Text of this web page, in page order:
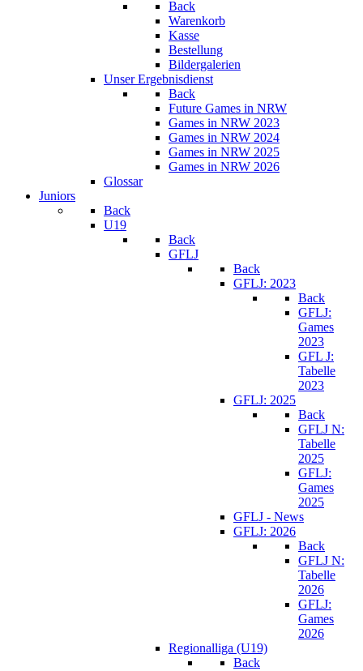
Back
Warenkorb
Kasse
Bestellung
Bildergalerien
Unser Ergebnisdienst
Back
Future Games in NRW
Games in NRW 2023
Games in NRW 2024
Games in NRW 2025
Games in NRW 2026
Glossar
Juniors
Back
U19
Back
GFLJ
Back
GFLJ: 2023
Back
GFLJ:
Games
2023
GFL J:
Tabelle
2023
GFLJ: 2025
Back
GFLJ N:
Tabelle
2025
GFLJ:
Games
2025
GFLJ - News
GFLJ: 2026
Back
GFLJ N:
Tabelle
2026
GFLJ:
Games
2026
Regionalliga (U19)
Back